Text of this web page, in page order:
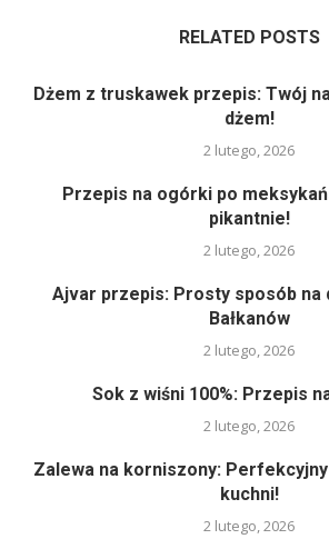
RELATED POSTS
Dżem z truskawek przepis: Twój
dżem!
2 lutego, 2026
Przepis na ogórki po
pikantnie!
2 lutego, 2026
Ajvar przepis: Prosty sposób na
Bałkanów
2 lutego, 2026
Sok z wiśni 100%: Przepis
2 lutego, 2026
Zalewa na korniszony:
kuchni!
2 lutego, 2026